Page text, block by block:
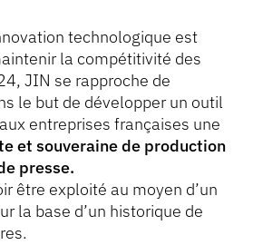
technologique est
la compétitivité des
JIN se rapproche de
le but de développer un outil
entreprises françaises une
et souveraine de production
presse.
être exploité au moyen d’un
la base d’un historique de